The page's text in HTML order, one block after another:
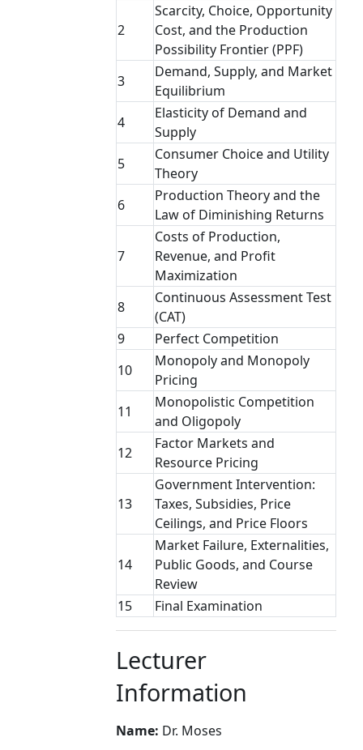
2
Scarcity, Choice, Opportunity
Cost, and the Production
Possibility Frontier (PPF)
3
Demand, Supply, and Market
Equilibrium
4
Elasticity of Demand and
Supply
5
Consumer Choice and Utility
Theory
6
Production Theory and the
Law of Diminishing Returns
7
Costs of Production,
Revenue, and Profit
Maximization
8
Continuous Assessment Test
(CAT)
9
Perfect Competition
10
Monopoly and Monopoly
Pricing
11
Monopolistic Competition
and Oligopoly
12
Factor Markets and
Resource Pricing
13
Government Intervention:
Taxes, Subsidies, Price
Ceilings, and Price Floors
14
Market Failure, Externalities,
Public Goods, and Course
Review
15
Final Examination
Lecturer
Information
Name: Dr. Moses